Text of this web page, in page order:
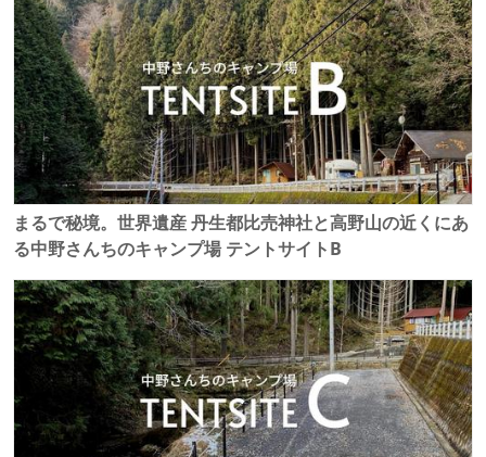
まるで秘境。世界遺産 丹生都比売神社と高野山の近くにあ
る中野さんちのキャンプ場 テントサイトB